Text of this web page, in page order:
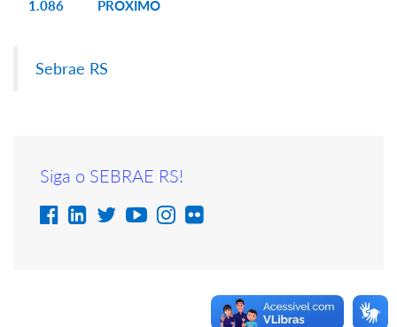
1.086 PRÓXIMO
Sebrae RS
Siga o SEBRAE RS!